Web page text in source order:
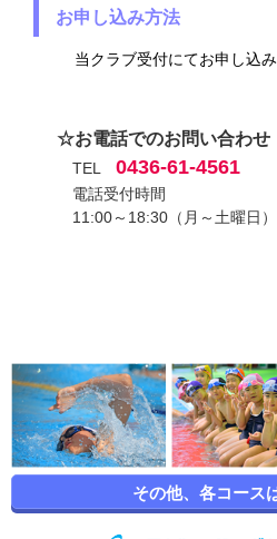
お申し込み方法
当クラブ受付にてお申し込み
☆お電話でのお問い合わせ
TEL0436-61-4561
電話受付時間
11:00～18:30（月～土曜日）
その他、各コー